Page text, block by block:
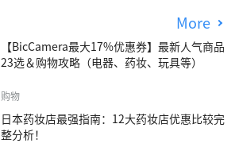
More
【BicCamera最大17%优惠券】最新人气商品
23选＆购物攻略（电器、药妆、玩具等）
购物
日本药妆店最强指南：12大药妆店优惠比较完
整分析！